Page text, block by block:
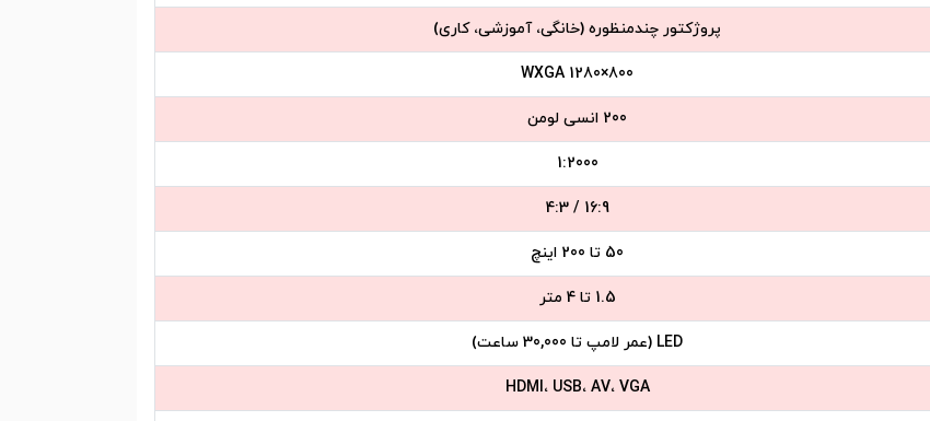
پروژکتور چندمنظوره (خانگی، آموزشی، کاری)
800×1280 WXGA
200 انسی لومن
1:2000
16:9 / 4:3
50 تا 200 اینچ
1.5 تا 4 متر
LED (عمر لامپ تا 30,000 ساعت)
HDMI، USB، AV، VGA